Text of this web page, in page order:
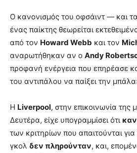
Ο κανονισμός του οφσάιντ — και τα
ένας παίκτης θεωρείται
από τον Howard Webb και τον
αναρωτήθηκαν αν ο Andy
προφανή ενέργεια που επηρέασε
του αντιπάλου να παίξει την
Η Liverpool, στην επικοινωνία της
Δευτέρα, είχε υπογραμμίσει ότι
των κριτηρίων που απαιτούνται
γκολ δεν πληρούνταν, και,